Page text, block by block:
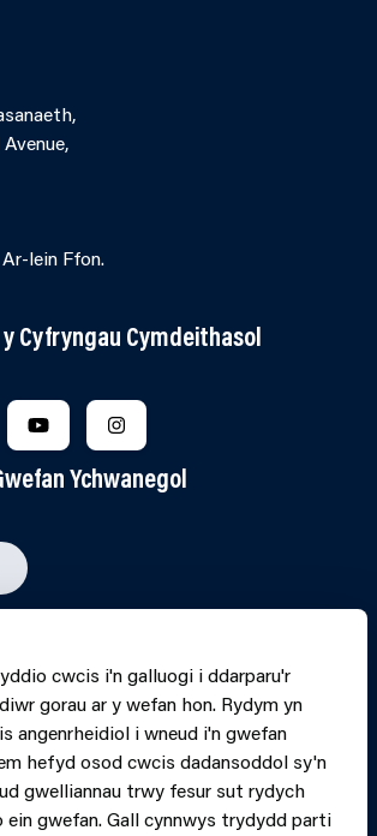
lein Ffon.
Cyfryngau Cymdeithasol
LINKEDIN
US ON FACEBOOK
FOLLOW US ON YOUTUBE
FOLLOW US ON
Ychwanegol
cwcis i'n galluogi i ddarparu'r
gorau ar y wefan hon. Rydym yn
angenrheidiol i wneud i'n gwefan
hefyd osod cwcis dadansoddol sy'n
gwelliannau trwy fesur sut rydych
ein gwefan. Gall cynnwys trydydd parti
PRINT PAGE